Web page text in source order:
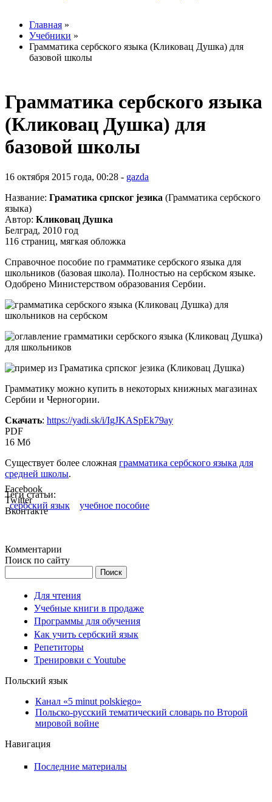
Вы здесьГлавная »
Учебники »
Грамматика сербского языка (Кликовац Душка) для
базовой школы
Грамматика сербского языка
(Кликовац Душка) для
базовой школы
16 октября 2015 года, 00:28 - gazda
Название: Граматика српског jезика (Грамматика сербского
языка)
Автор: Кликовац Душка
Белград, 2010 год
116 страниц, мягкая обложка
Справочное пособие по грамматике сербского языка для
школьников (базовая школа). Полностью на сербском языке.
Одобрено Министерством образования Сербии.
Грамматику можно купить в некоторых книжных магазинах
Сербии и Черногории.
Скачать: https://yadi.sk/i/IgJKASpEk79ay
PDF
16 Мб
Существует более сложная грамматика сербского языка для
средней школы.
Теги статьи:
сербский язык
учебное пособие
Facebook
Twitter
Вконтакте
Комментарии
Поиск по сайту
Для чтения
Учебные книги в продаже
Программы для обучения
Как учить сербский язык
Репетиторы
Тренировки с Youtube
Польский язык
Канал «5 minut polskiego»
Польско-русский тематический словарь по Второй
мировой войне
Навигация
Последние материалы